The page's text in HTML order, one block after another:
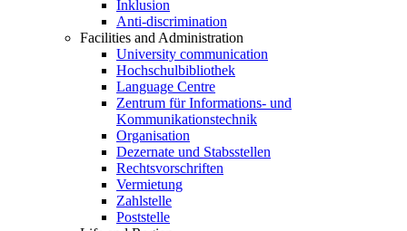
Inklusion
Anti-discrimination
Facilities and Administration
University communication
Hochschulbibliothek
Language Centre
Zentrum für Informations- und
Kommunikationstechnik
Organisation
Dezernate und Stabsstellen
Rechtsvorschriften
Vermietung
Zahlstelle
Poststelle